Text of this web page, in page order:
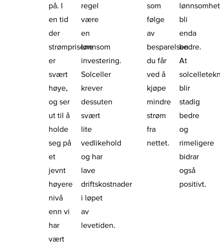
på. I
en tid
der
strømprisene
er
svært
høye,
og ser
ut til å
holde
seg på
et
jevnt
høyere
nivå
enn vi
har
vært
regel
være
en
lønnsom
investering.
Solceller
krever
dessuten
svært
lite
vedlikehold
og har
lave
driftskostnader
i løpet
av
levetiden.
som
følge
av
besparelsen
du får
ved å
kjøpe
mindre
strøm
fra
nettet.
bli
enda
bedre.
At
blir
stadig
bedre
og
rimeligere
bidrar
også
positivt.